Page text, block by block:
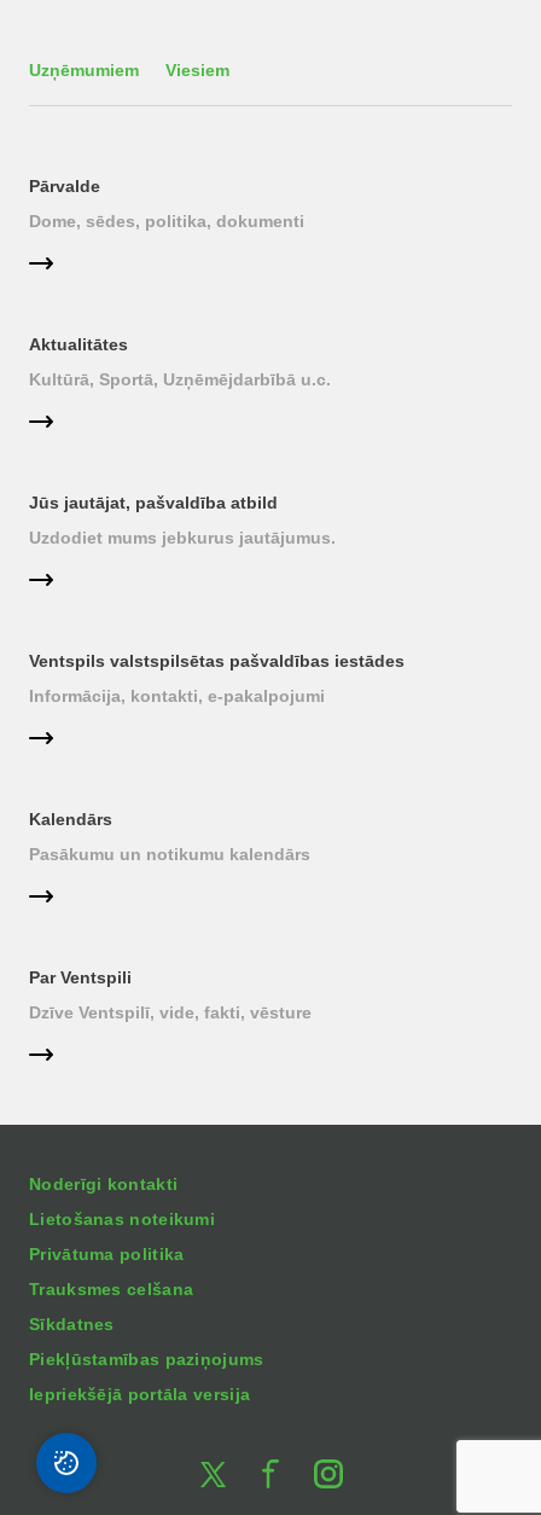
Uzņēmumiem Viesiem
Pārvalde
Dome, sēdes, politika, dokumenti
Aktualitātes
Kultūrā, Sportā, Uzņēmējdarbībā u.c.
Jūs jautājat, pašvaldība atbild
Uzdodiet mums jebkurus jautājumus.
Ventspils valstspilsētas pašvaldības iestādes
Informācija, kontakti, e-pakalpojumi
Kalendārs
Pasākumu un notikumu kalendārs
Par Ventspili
Dzīve Ventspilī, vide, fakti, vēsture
Noderīgi kontakti
Lietošanas noteikumi
Privātuma politika
Trauksmes celšana
Sīkdatnes
Piekļūstamības paziņojums
Iepriekšējā portāla versija